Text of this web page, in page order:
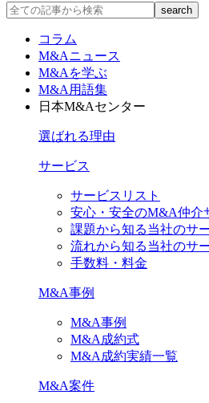
コラム
M&Aニュース
M&Aを学ぶ
M&A用語集
日本M&Aセンター
選ばれる理由
サービス
サービスリスト
安心・安全のM&A仲介
課題から知る当社のサ
流れから知る当社のサ
手数料・料金
M&A事例
M&A事例
M&A成約式
M&A成約実績一覧
M&A案件